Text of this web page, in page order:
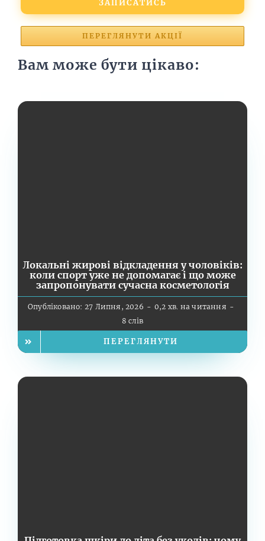
ЗАПИСАТИСЬ
ПЕРЕГЛЯНУТИ АКЦІЇ
Вам може бути цікаво:
Локальні жирові відкладення у чоловіків:
коли спорт уже не допомагає і що може
запропонувати сучасна косметологія
Опубліковано: 27 Липня, 2026 - 0,2 хв. на читання -
8 слів
ПЕРЕГЛЯНУТИ